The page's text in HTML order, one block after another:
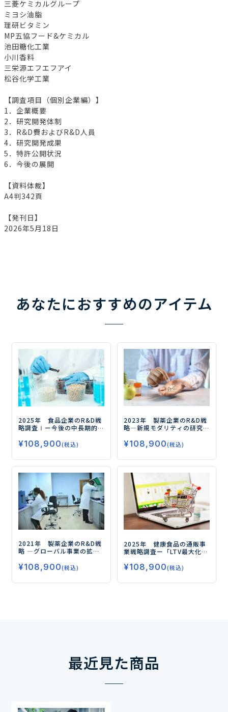
三菱ケミカルグループ
ミヨシ油脂
理研ビタミン
MP五協フード&ケミカル
池田糖化工業
小川香料
三栄源エフエフアイ
松谷化学工業
【調査項目（個別企業編）】
1．企業概要
2．研究開発体制
3．R&D費およびR&D人員
4．研究開発成果
5．特許公開状況
6．今後の展開
【資料体裁】
A4判342頁
【発刊日】
2026年5月18日
あなたにおすすめのアイテム
2025年 食品企業のR&D戦
略調査Ⅰ ー今後の中長期的
ントとは？ー
¥108,900(税込)
2023年 製薬企業のR&D戦
略―新規モダリティの研究
戦略―
¥108,900(税込)
2021年 製薬企業のR&D戦
略 ―グローバル事業の拡大
―
¥108,900(税込)
2025年 健康食品の通販事
業戦略調査ー「LTV最大化の
ラムとファン化戦略の最新
動向」ー
¥108,900(税込)
最近見た商品